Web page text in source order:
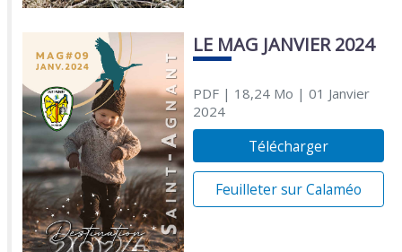
LE MAG JANVIER 2024
PDF| 18,24 Mo | 01 Janvier
2024
Télécharger
Feuilleter sur Calaméo